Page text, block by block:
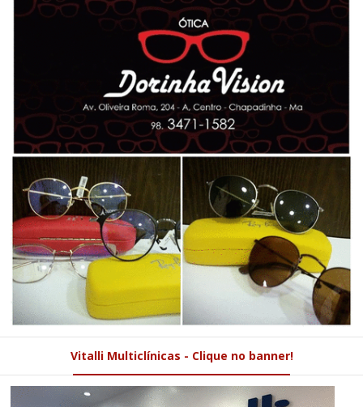
Vitalli Multiclínicas - Clique no banner!